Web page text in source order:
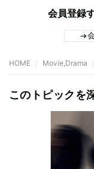
会員登録
HOME Movie,Drama
このトピックを